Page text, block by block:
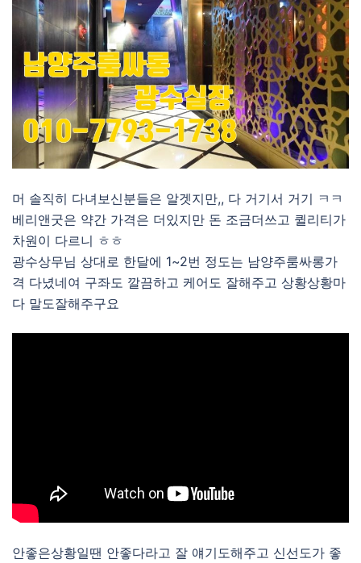
머 솔직히 다녀보신분들은 알겟지만,, 다 거기서 거기 ㅋㅋ
베리앤굿은 약간 가격은 더있지만 돈 조금더쓰고 퀼리티가
차원이 다르니 ㅎㅎ
광수상무님 상대로 한달에 1~2번 정도는 남양주룸싸롱가
격 다녔네여 구좌도 깔끔하고 케어도 잘해주고 상황상황마
다 말도잘해주구요
안좋은상황일땐 안좋다라고 잘 얘기도해주고 신선도가 좋